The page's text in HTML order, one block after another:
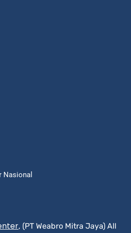
Nasional
, (PT Weabro Mitra Jaya) All